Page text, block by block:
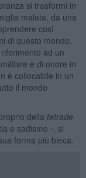
si trasformi in
malata, da una
così
di questo mondo,
ad un
e di onore in
è collocabile in un
il mondo
della tetrade
e sadismo -, si
forma più bieca.